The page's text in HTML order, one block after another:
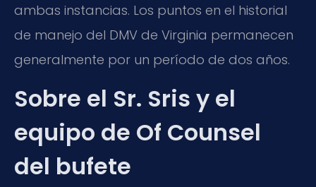
ambas instancias. Los puntos en el historial
de manejo del DMV de Virginia permanecen
generalmente por un período de dos años.
Sobre el Sr. Sris y el
equipo de Of Counsel
del bufete